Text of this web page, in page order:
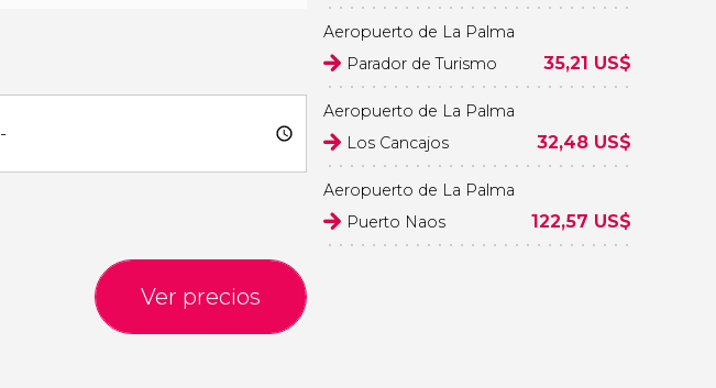
Ver precios
Aeropuerto de La Palma
Parador de Turismo
35,21 US$
Aeropuerto de La Palma
Los Cancajos
32,48 US$
Aeropuerto de La Palma
Puerto Naos
122,57 US$